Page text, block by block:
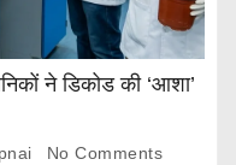
ने डिकोड की ‘आशा’
No Comments